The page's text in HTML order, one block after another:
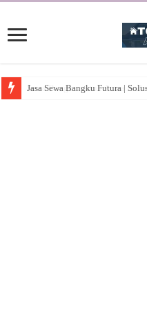
Jasa Sewa Bangku Futura |